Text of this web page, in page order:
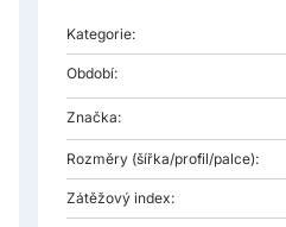
Kategorie:
Období:
Značka:
Rozměry (šířka/profil/palce):
Zátěžový index: